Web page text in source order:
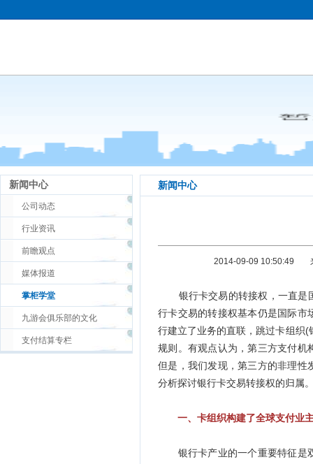
新闻中心
公司动态
行业资讯
前瞻观点
媒体报道
掌柜学堂
九游会俱乐部的文化
支付结算专栏
新闻中心
2014-09-09 10:50:49
银行卡交易的转接权，一直是国
行卡交易的转接权基本仍是国际市
行建立了业务的直联，跳过卡组织
规则。有观点认为，第三方支付机
但是，我们发现，第三方的非理性
分析探讨银行卡交易转接权的归属
一、卡组织构建了全球支付业
银行卡产业的一个重要特征是双